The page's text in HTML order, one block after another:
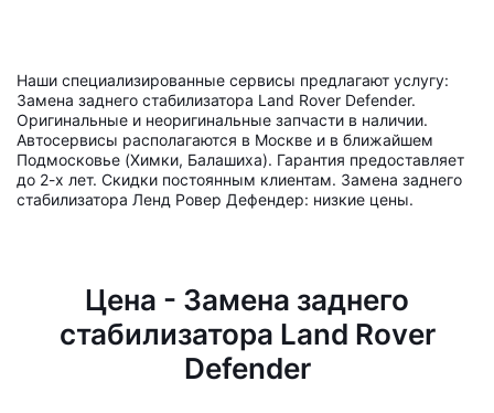
Наши специализированные сервисы предлагают услугу:
Замена заднего стабилизатора Land Rover Defender.
Оригинальные и неоригинальные запчасти в наличии.
Автосервисы располагаются в Москве и в ближайшем
Подмосковье (Химки, Балашиха). Гарантия предоставляет
до 2-х лет. Скидки постоянным клиентам. Замена заднего
стабилизатора Ленд Ровер Дефендер: низкие цены.
Цена - Замена заднего
стабилизатора Land Rover
Defender